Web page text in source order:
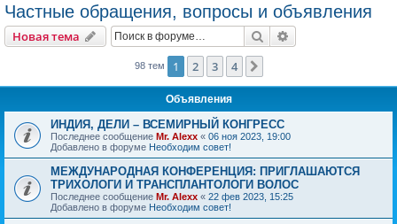
Частные обращения, вопросы и объявления
Новая тема Поиск
98 тем 1 2 3 4
Объявления
ИНДИЯ, ДЕЛИ – ВСЕМИРНЫЙ КОНГРЕСС
Последнее сообщение Mr. Alexx « 06 ноя 2023, 19:00
Добавлено в форуме Необходим совет!
МЕЖДУНАРОДНАЯ КОНФЕРЕНЦИЯ: ПРИГЛАШАЮТСЯ
ТРИХОЛОГИ И ТРАНСПЛАНТОЛОГИ ВОЛОС
Последнее сообщение Mr. Alexx « 22 фев 2023, 15:25
Добавлено в форуме Необходим совет!